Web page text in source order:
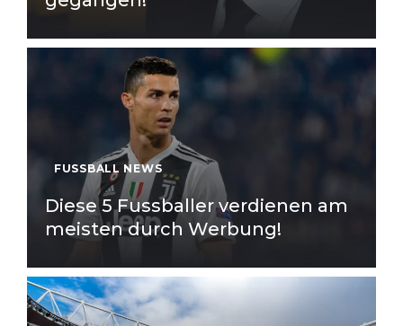
FUSSBALL NEWS
Diese 5 Fussballer verdienen am
meisten durch Werbung!